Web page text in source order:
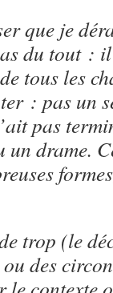
que je
du tout :
tous les
: pas un
pas
un drame.
trop (le
des